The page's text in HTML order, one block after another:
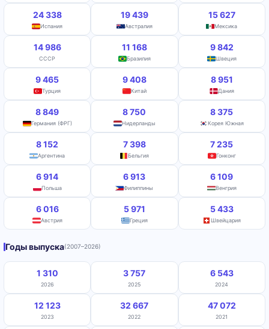
24 338
Испания
19 439
Австралия
15 627
Мексика
14 986
СССР
11 168
Бразилия
9 842
Швеция
9 465
Турция
9 408
Китай
8 951
Дания
8 849
Германия (ФРГ)
8 750
Нидерланды
8 375
Корея Южная
8 152
Аргентина
7 398
Бельгия
7 235
Гонконг
6 914
Польша
6 913
Филиппины
6 109
Венгрия
6 016
Австрия
5 971
Греция
5 433
Швейцария
Годы выпуска(2007–2026)
1 310
2026
3 757
2025
6 543
2024
12 123
2023
32 667
2022
47 072
2021